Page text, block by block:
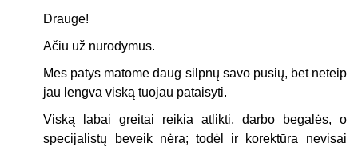
Drauge!
Ačiū už nurodymus.
Mes patys matome daug silpnų savo pusių, bet neteip
jau lengva viską tuojau pataisyti.
Viską labai greitai reikia atlikti, darbo begalės, o
specijalistų beveik nėra; todėl ir korektūra nevisai